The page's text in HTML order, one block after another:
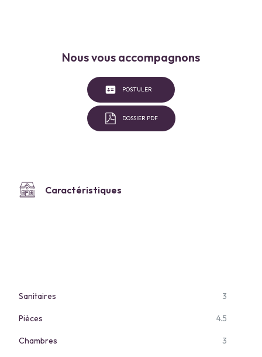
Nous vous accompagnons
POSTULER
DOSSIER PDF
Caractéristiques
Sanitaires 3
Pièces 4.5
Chambres 3